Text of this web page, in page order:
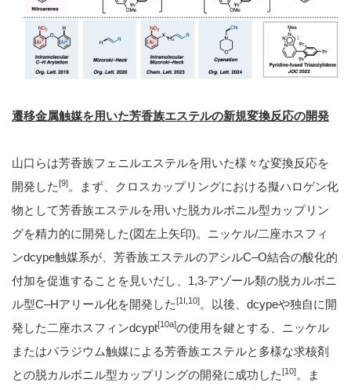
遷移金属触媒を用いた芳香族エステルの新規変換反応の開発
山口らは芳香族フェニルエステルを用いた様々な変換反応を
開発した[9]。まず、クロスカップリングにおける擬ハロゲン化
物として芳香族エステルを用いた脱カルボニル型カップリン
グを精力的に開発した(図左上矢印)。ニッケル/二座ホスフィ
ンdcype触媒系が、芳香族エステルのアシルC–O結合の酸化的
付加を促進することを見いだし、1,3-アゾール類の脱カルボニ
ル型C–Hアリール化を開発した[1I,10]。以後、dcypeや独自に開
発した二座ホスフィンdcypt[10a]の使用を鍵とする、ニッケル
またはパラジウム触媒による芳香族エステルと多様な求核剤
との脱カルボニル型カップリングの開発に成功した[10]。ま